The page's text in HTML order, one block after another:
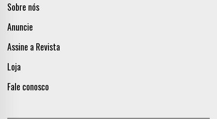
Sobre nós
Anuncie
Assine a Revista
Loja
Fale conosco